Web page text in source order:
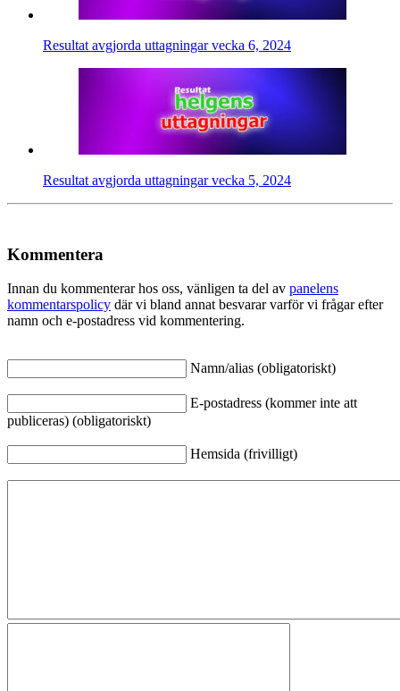
Resultat avgjorda uttagningar vecka 6, 2024
Resultat avgjorda uttagningar vecka 5, 2024
Kommentera
Innan du kommenterar hos oss, vänligen ta del av panelens
kommentarspolicy där vi bland annat besvarar varför vi frågar efter
namn och e-postadress vid kommentering.
Namn/alias (obligatoriskt)
E-postadress (kommer inte att
publiceras) (obligatoriskt)
Hemsida (frivilligt)